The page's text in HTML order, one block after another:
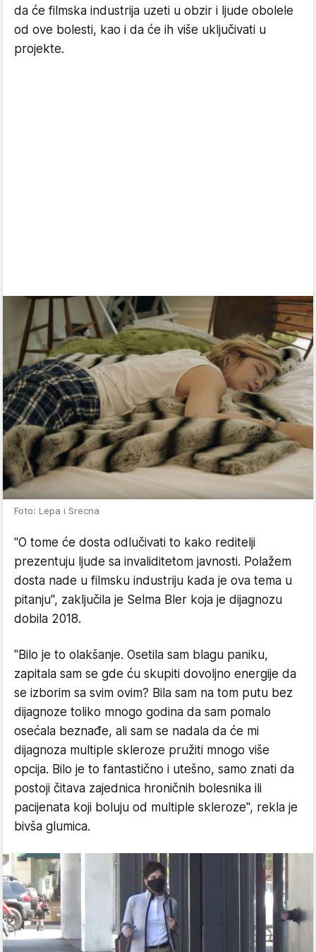
da će filmska industrija uzeti u obzir i ljude obolele
od ove bolesti, kao i da će ih više uključivati u
projekte.
Foto: Lepa i Srecna
"O tome će dosta odlučivati to kako reditelji
prezentuju ljude sa invaliditetom javnosti. Polažem
dosta nade u filmsku industriju kada je ova tema u
pitanju", zaključila je Selma Bler koja je dijagnozu
dobila 2018.
"Bilo je to olakšanje. Osetila sam blagu paniku,
zapitala sam se gde ću skupiti dovoljno energije da
se izborim sa svim ovim? Bila sam na tom putu bez
dijagnoze toliko mnogo godina da sam pomalo
osećala beznađe, ali sam se nadala da će mi
dijagnoza multiple skleroze pružiti mnogo više
opcija. Bilo je to fantastično i utešno, samo znati da
postoji čitava zajednica hroničnih bolesnika ili
pacijenata koji boluju od multiple skleroze", rekla je
bivša glumica.